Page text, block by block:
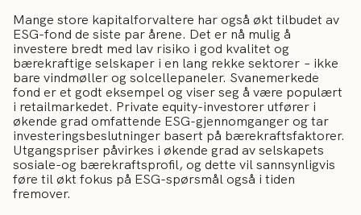
Mange store kapitalforvaltere har også økt tilbudet av
ESG-fond de siste par årene. Det er nå mulig å
investere bredt med lav risiko i god kvalitet og
bærekraftige selskaper i en lang rekke sektorer – ikke
bare vindmøller og solcellepaneler. Svanemerkede
fond er et godt eksempel og viser seg å være populært
i retailmarkedet. Private equity-investorer utfører i
økende grad omfattende ESG-gjennomganger og tar
investeringsbeslutninger basert på bærekraftsfaktorer.
Utgangspriser påvirkes i økende grad av selskapets
sosiale-og bærekraftsprofil, og dette vil sannsynligvis
føre til økt fokus på ESG-spørsmål også i tiden
fremover.